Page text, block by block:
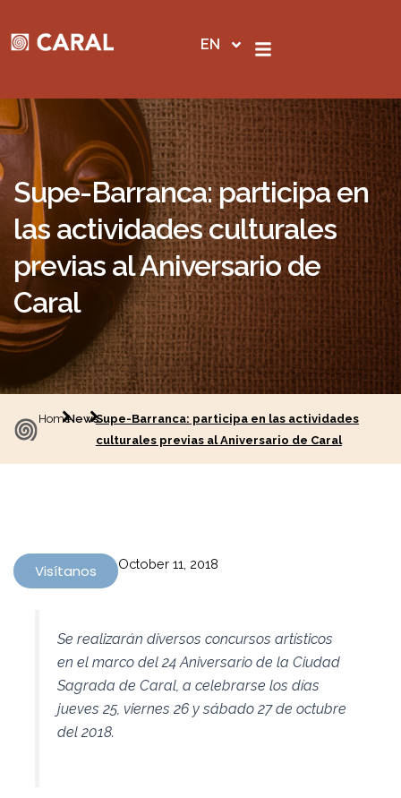
to
content
EN
Supe-Barranca: participa en
las actividades culturales
previas al Aniversario de
Caral
HomeNewsSupe-Barranca: participa en las actividades
culturales previas al Aniversario de Caral
Visítanos October 11, 2018
Se realizarán diversos concursos artísticos
en el marco del 24 Aniversario de la Ciudad
Sagrada de Caral, a celebrarse los días
jueves 25, viernes 26 y sábado 27 de octubre
del 2018.